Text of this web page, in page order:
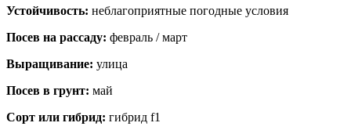
Устойчивость: неблагоприятные погодные условия
Посев на рассаду: февраль / март
Выращивание: улица
Посев в грунт: май
Сорт или гибрид: гибрид f1